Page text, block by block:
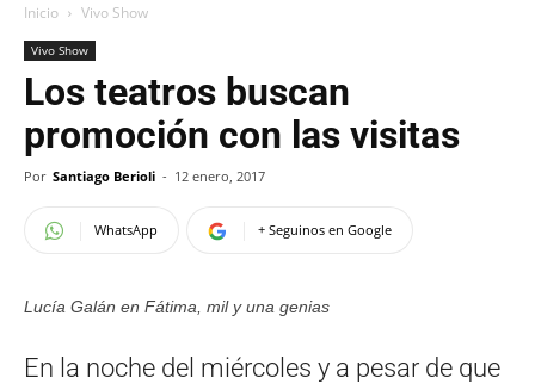
Inicio Vivo Show
Vivo Show
Los teatros buscan
promoción con las visitas
Por Santiago Berioli - 12 enero, 2017
WhatsApp + Seguinos en Google
Lucía Galán en Fátima, mil y una genias
En la noche del miércoles y a pesar de que